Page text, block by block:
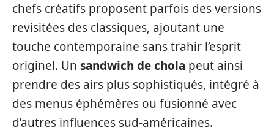
chefs créatifs proposent parfois des versions
revisitées des classiques, ajoutant une
touche contemporaine sans trahir l’esprit
originel. Un sandwich de chola peut ainsi
prendre des airs plus sophistiqués, intégré à
des menus éphémères ou fusionné avec
d’autres influences sud-américaines.